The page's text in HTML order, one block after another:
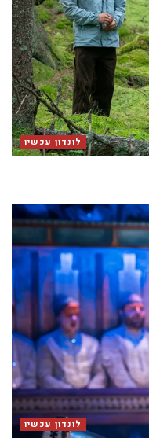
לונדון עכשיו
לונדון עכשיו